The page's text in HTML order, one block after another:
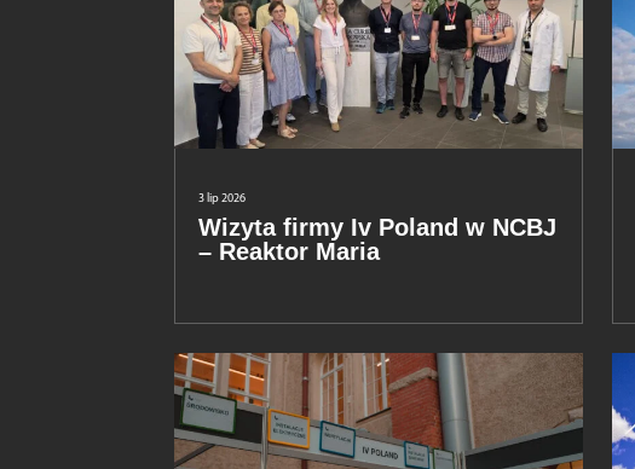
3 lip 2026
Wizyta firmy Iv Poland w NCBJ
– Reaktor Maria